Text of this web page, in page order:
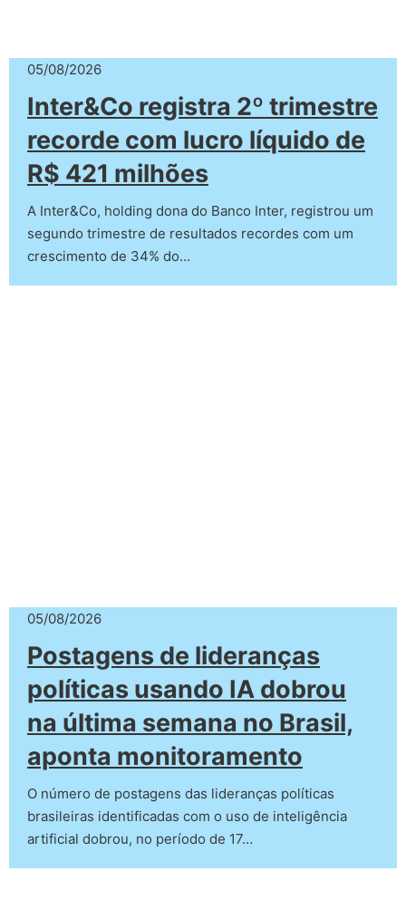
05/08/2026
Inter&Co registra 2º trimestre
recorde com lucro líquido de
R$ 421 milhões
A Inter&Co, holding dona do Banco Inter, registrou um
segundo trimestre de resultados recordes com um
crescimento de 34% do…
05/08/2026
Postagens de lideranças
políticas usando IA dobrou
na última semana no Brasil,
aponta monitoramento
O número de postagens das lideranças políticas
brasileiras identificadas com o uso de inteligência
artificial dobrou, no período de 17…